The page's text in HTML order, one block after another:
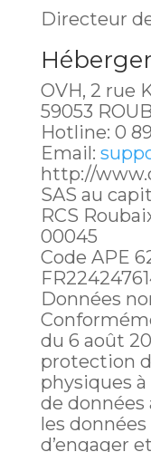
Directeur
OVH, 2 rue
59053
Hotline: 0
Email:
http://
SAS au
RCS
00045
Code APE
Données
du 6 août
protection
physiques
de données
les
d’engager